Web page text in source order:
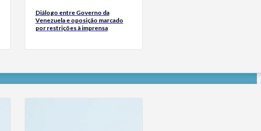
Diálogo entre Governo da
Venezuela e oposição marcado
por restrições à imprensa